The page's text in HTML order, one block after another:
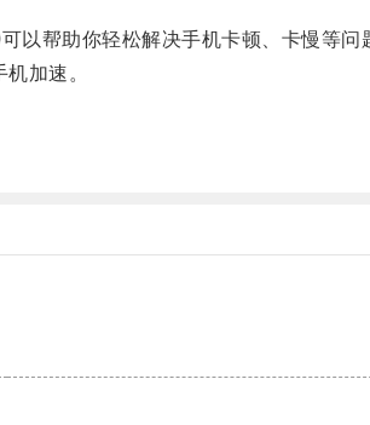
帮助你轻松解决手机卡顿、卡慢等问
加速。